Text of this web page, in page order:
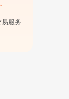
服务